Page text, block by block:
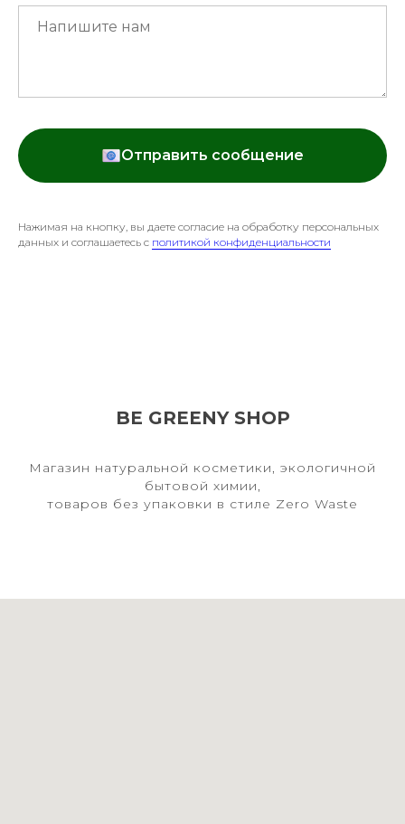
Отправить сообщение
Нажимая на кнопку, вы даете согласие на обработку персональных
данных и соглашаетесь c политикой конфиденциальности
BE GREENY SHOP
Магазин натуральной косметики, экологичной
бытовой химии,
товаров без упаковки в стиле Zero Waste